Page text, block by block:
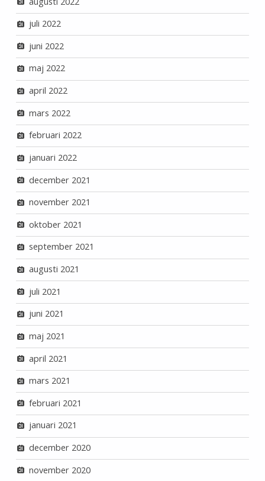
juli 2022
juni 2022
maj 2022
april 2022
mars 2022
februari 2022
januari 2022
december 2021
november 2021
oktober 2021
september 2021
augusti 2021
juli 2021
juni 2021
maj 2021
april 2021
mars 2021
februari 2021
januari 2021
december 2020
november 2020